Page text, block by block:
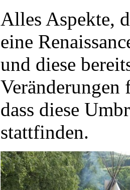
Alles Aspekte,
eine
und diese
Veränderungen
dass diese
stattfinden.